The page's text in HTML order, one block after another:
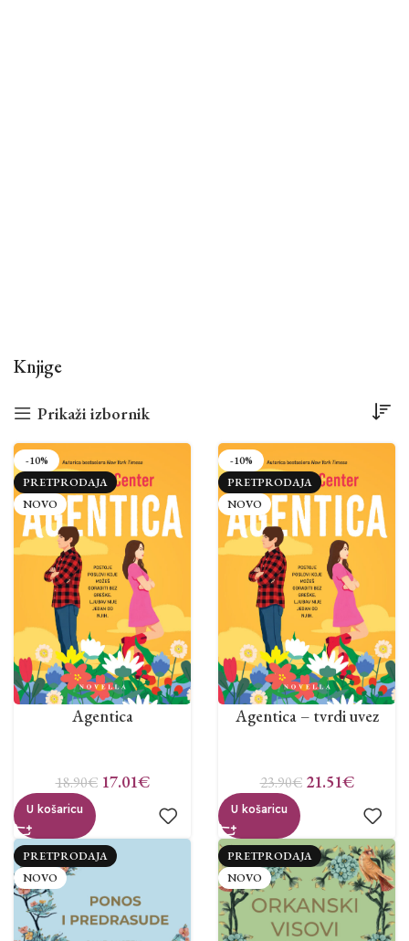
Knjige
Prikaži izbornik
-10%
PRETPRODAJA
NOVO
Agentica
18.90€ 17.01€
U košaricu
-10%
PRETPRODAJA
NOVO
Agentica – tvrdi uvez
23.90€ 21.51€
U košaricu
PRETPRODAJA
NOVO
PRETPRODAJA
NOVO